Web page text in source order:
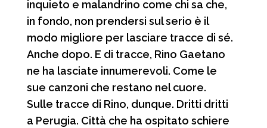
inquieto e malandrino come chi sa che,
in fondo, non prendersi sul serio è il
modo migliore per lasciare tracce di sé.
Anche dopo. E di tracce, Rino Gaetano
ne ha lasciate innumerevoli. Come le
sue canzoni che restano nel cuore.
Sulle tracce di Rino, dunque. Dritti dritti
a Perugia. Città che ha ospitato schiere